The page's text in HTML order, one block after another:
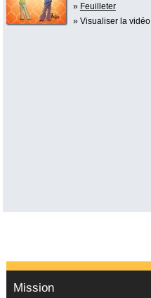
» Feuilleter
» Visualiser la vidéo
Mission